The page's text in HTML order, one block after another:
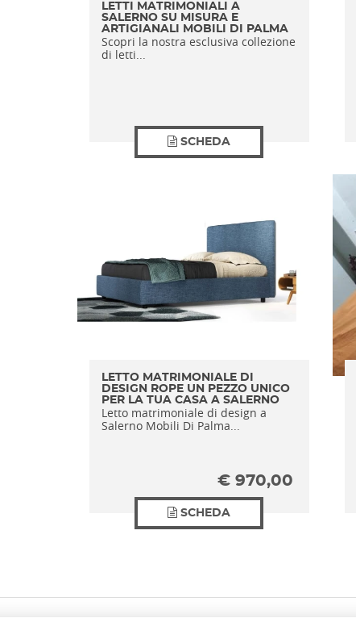
LETTI MATRIMONIALI A
SALERNO SU MISURA E
ARTIGIANALI MOBILI DI PALMA
Scopri la nostra esclusiva collezione
di letti...
SCHEDA
LETTO MATRIMONIALE DI
DESIGN ROPE UN PEZZO UNICO
PER LA TUA CASA A SALERNO
Letto matrimoniale di design a
Salerno Mobili Di Palma...
€ 970,00
SCHEDA